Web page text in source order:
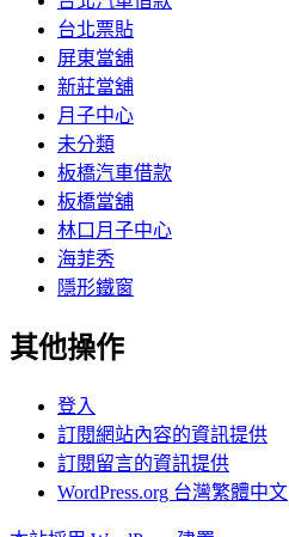
台北票貼
屏東當舖
新莊當舖
月子中心
未分類
板橋汽車借款
板橋當舖
林口月子中心
海菲秀
隱形鐵窗
其他操作
登入
訂閱網站內容的資訊提供
訂閱留言的資訊提供
WordPress.org 台灣繁體中文